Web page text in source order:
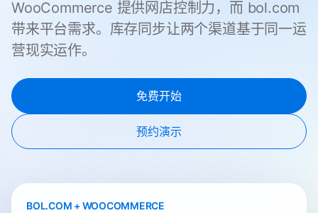
WooCommerce 提供网店控制力，而 bol.com
带来平台需求。库存同步让两个渠道基于同一运
营现实运作。
免费开始
预约演示
BOL.COM + WOOCOMMERCE